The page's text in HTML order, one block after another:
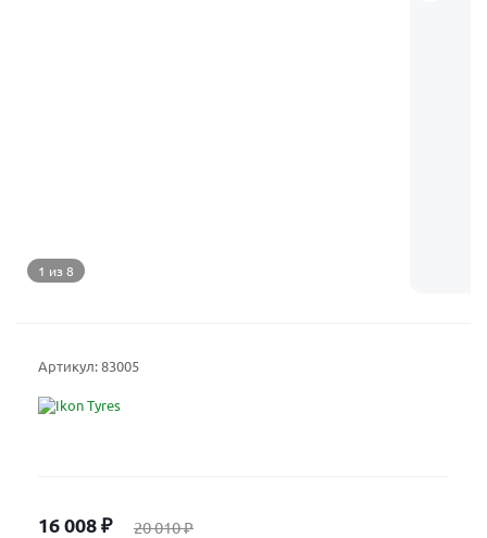
1 из 8
Артикул:83005
16 008₽ 20 010₽